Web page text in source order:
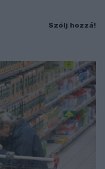
Szólj hozzá!